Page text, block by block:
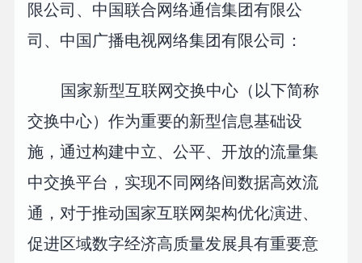
限公司、中国联合网络通信集团有限公
司、中国广播电视网络集团有限公司：
国家新型互联网交换中心（以下简称
交换中心）作为重要的新型信息基础设
施，通过构建中立、公平、开放的流量集
中交换平台，实现不同网络间数据高效流
通，对于推动国家互联网架构优化演进、
促进区域数字经济高质量发展具有重要意